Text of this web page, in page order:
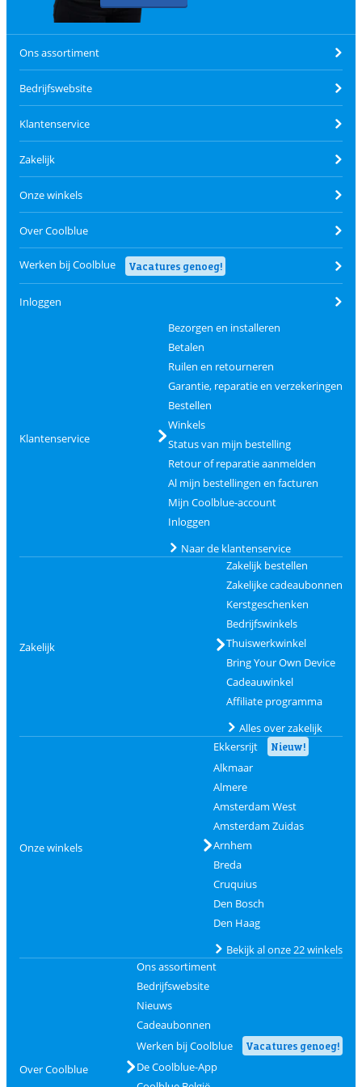
Ons assortiment
Bedrijfswebsite
Klantenservice
Zakelijk
Onze winkels
Over Coolblue
Werken bij Coolblue Vacatures genoeg!
Inloggen
Klantenservice
Bezorgen en installeren
Betalen
Ruilen en retourneren
Garantie, reparatie en verzekeringen
Bestellen
Winkels
Status van mijn bestelling
Retour of reparatie aanmelden
Al mijn bestellingen en facturen
Mijn Coolblue-account
Inloggen
Naar de klantenservice
Zakelijk
Zakelijk bestellen
Zakelijke cadeaubonnen
Kerstgeschenken
Bedrijfswinkels
Thuiswerkwinkel
Bring Your Own Device
Cadeauwinkel
Affiliate programma
Alles over zakelijk
Onze winkels
Ekkersrijt Nieuw!
Alkmaar
Almere
Amsterdam West
Amsterdam Zuidas
Arnhem
Breda
Cruquius
Den Bosch
Den Haag
Bekijk al onze 22 winkels
Over Coolblue
Ons assortiment
Bedrijfswebsite
Nieuws
Cadeaubonnen
Werken bij Coolblue
Vacatures genoeg!
De Coolblue-App